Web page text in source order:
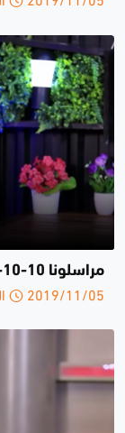
مراسلونا 10-10-2019
2019/11/05 الثلاثاء 11:27 ص